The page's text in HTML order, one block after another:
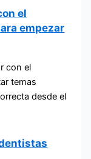
el
empezar
con el
temas
desde el